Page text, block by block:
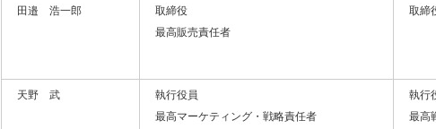
田邉 浩一郎
取締役
最高販売責任者
取締
天野 武
執行役員
最高マーケティング・戦略責任者
執行
最高